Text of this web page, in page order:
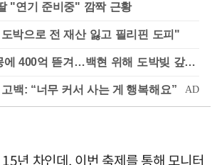
"연기 준비중" 깜짝 근황
박으로 전 재산 잃고 필리핀 도피"
차가원 "MC몽에 400억 뜯겨…백현 위해 도박빚 갚아줘"
년 차인데, 이번 축제를 통해 모니터